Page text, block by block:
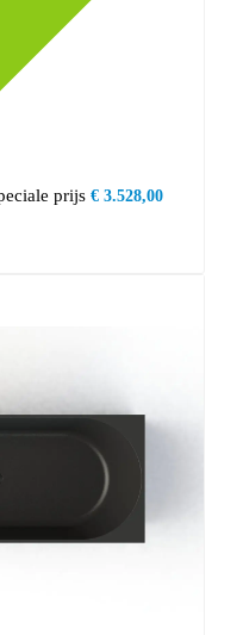
prijs € 3.528,00